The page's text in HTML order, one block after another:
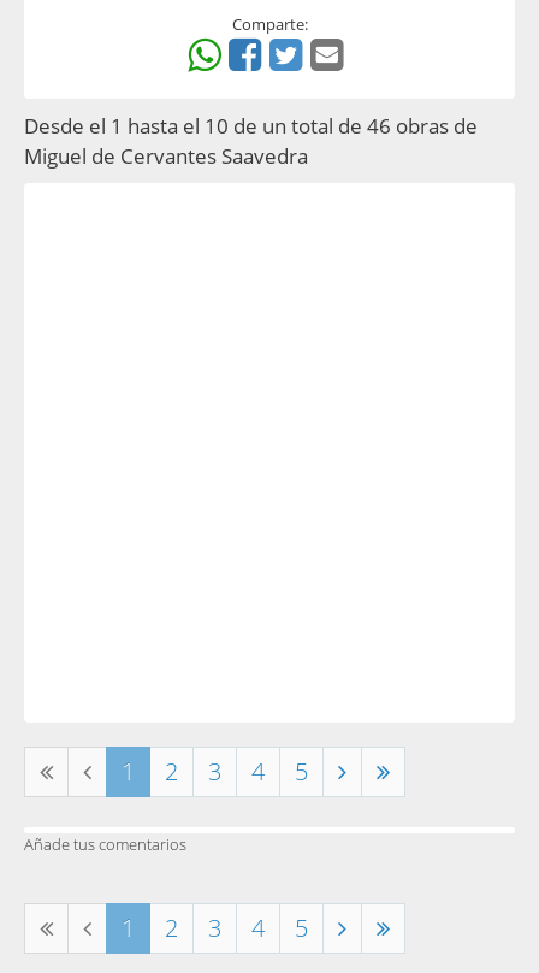
Comparte:
Desde el 1 hasta el 10 de un total de 46 obras de
Miguel de Cervantes Saavedra
1 2 3 4 5
Añade tus comentarios
1 2 3 4 5